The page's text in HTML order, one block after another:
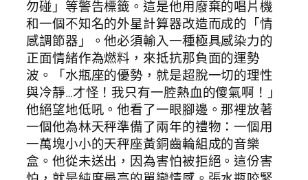
勿碰」等警告標籤。這是他用廢棄的唱片機
和一個不知名的外星計算器改造而成的「情
感調節器」。他必須輸入一種極具感染力的
正面情緒作為燃料，來抵抗那負面的運勢
波。「水瓶座的優勢，就是超脫一切的理性
與冷靜…才怪！我只有一腔熱血的傻氣啊！」
他絕望地低吼。他看了一眼腳邊。那裡放著
一個他為林天秤準備了兩年的禮物：一個用
一萬塊小小的天秤座黃銅齒輪組成的音樂
盒。他從未送出，因為害怕被拒絕。這份害